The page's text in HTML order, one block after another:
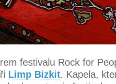
festivalu Rock for
Limp Bizkit. Kapela,